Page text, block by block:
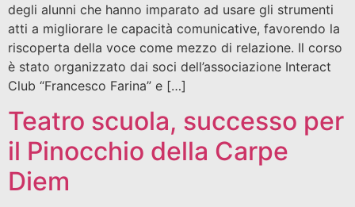
degli alunni che hanno imparato ad usare gli strumenti
atti a migliorare le capacità comunicative, favorendo la
riscoperta della voce come mezzo di relazione. Il corso
è stato organizzato dai soci dell’associazione Interact
Club “Francesco Farina” e […]
Teatro scuola, successo per
il Pinocchio della Carpe
Diem